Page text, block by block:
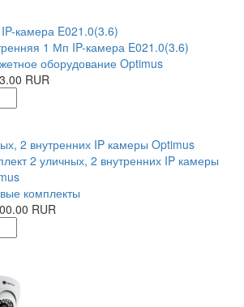
1 Мп IP-камера E021.0(3.6)
оборудование Optimus
RUR
2 уличных, 2 внутренних IP камеры
комплекты
RUR